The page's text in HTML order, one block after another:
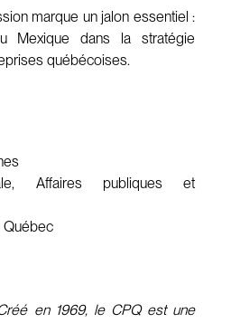
marque un jalon essentiel :
Mexique dans la stratégie
québécoises.
Affaires publiques et
Québec
en 1969, le CPQ est une